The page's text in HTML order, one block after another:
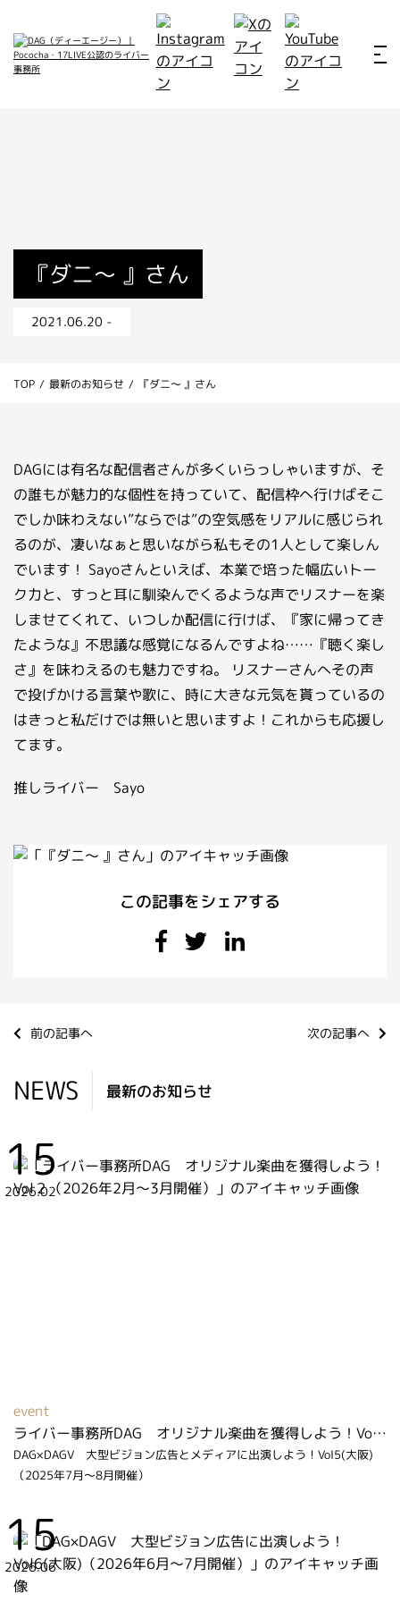
所属ライバー
インタビュー
最新のお知らせ
お仕事のご相談・お問い合わせ
『ダニ〜 』さん
2021.06.20 -
TOP / 最新のお知らせ / 『ダニ〜 』さん
DAGには有名な配信者さんが多くいらっしゃいますが、そ
の誰もが魅力的な個性を持っていて、配信枠へ行けばそこ
でしか味わえない”ならでは”の空気感をリアルに感じられ
るのが、凄いなぁと思いながら私もその1人として楽しん
でいます！ Sayoさんといえば、本業で培った幅広いトー
ク力と、すっと耳に馴染んでくるような声でリスナーを楽
しませてくれて、いつしか配信に行けば、『家に帰ってき
たような』不思議な感覚になるんですよね……『聴く楽し
さ』を味わえるのも魅力ですね。 リスナーさんへその声
で投げかける言葉や歌に、時に大きな元気を貰っているの
はきっと私だけでは無いと思いますよ！これからも応援し
てます。
推しライバー Sayo
この記事をシェアする
前の記事へ 次の記事へ
NEWS 最新のお知らせ
15
2026.02
event
ライバー事務所DAG オリジナル楽曲を獲得しよう！Vol２（2026年2月～3月開催）
DAG×DAGV 大型ビジョン広告とメディアに出演しよう！Vol5(大阪)
（2025年7月～8月開催）
15
2026.06